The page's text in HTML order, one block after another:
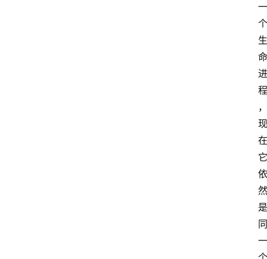
一
个
生
命
进
程
，
现
在
它
依
然
是
同
一